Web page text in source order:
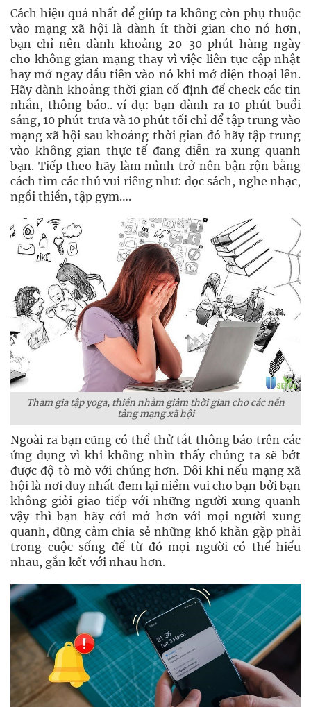
Cách hiệu quả nhất để giúp ta không còn phụ thuộc
vào mạng xã hội là dành ít thời gian cho nó hơn,
bạn chỉ nên dành khoảng 20-30 phút hàng ngày
cho không gian mạng thay vì việc liên tục cập nhật
hay mở ngay đầu tiên vào nó khi mở điện thoại lên.
Hãy dành khoảng thời gian cố định để check các tin
nhắn, thông báo.. ví dụ: bạn dành ra 10 phút buổi
sáng, 10 phút trưa và 10 phút tối chỉ để tập trung vào
mạng xã hội sau khoảng thời gian đó hãy tập trung
vào không gian thực tế đang diễn ra xung quanh
bạn. Tiếp theo hãy làm mình trở nên bận rộn bằng
cách tìm các thú vui riêng như: đọc sách, nghe nhạc,
ngồi thiền, tập gym….
Tham gia tập yoga, thiền nhằm giảm thời gian cho các nền
tảng mạng xã hội
Ngoài ra bạn cũng có thể thử tắt thông báo trên các
ứng dụng vì khi không nhìn thấy chúng ta sẽ bớt
được độ tò mò với chúng hơn. Đôi khi nếu mạng xã
hội là nơi duy nhất đem lại niềm vui cho bạn bởi bạn
không giỏi giao tiếp với những người xung quanh
vậy thì bạn hãy cởi mở hơn với mọi người xung
quanh, dũng cảm chia sẻ những khó khăn gặp phải
trong cuộc sống để từ đó mọi người có thể hiểu
nhau, gắn kết với nhau hơn.